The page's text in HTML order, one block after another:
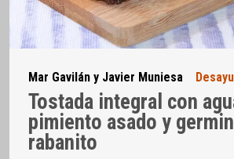
Mar Gavilán y Javier Muniesa
Tostada integral con
pimiento asado y
rabanito